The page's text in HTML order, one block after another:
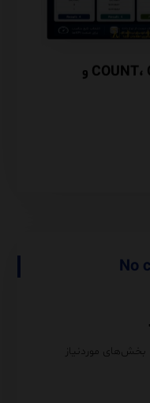
تفاوت COUNT، COUNTX، COUNTA و
No
بخش‌های موردنیاز